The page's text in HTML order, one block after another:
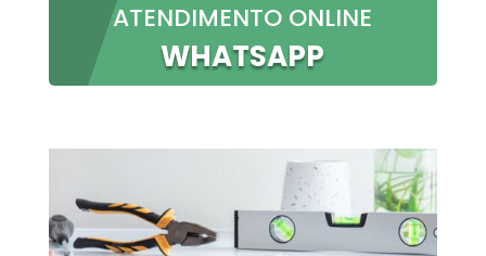
ATENDIMENTO ONLINE
WHATSAPP